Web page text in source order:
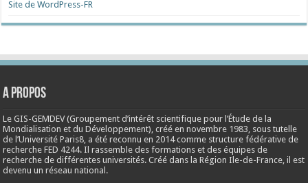
Site de WordPress-FR
A propos
Le GIS-GEMDEV (Groupement d’intérêt scientifique pour l’Étude de la
Mondialisation et du Développement), créé ennovembre 1983 , sous tutelle
de l’Université Paris8, a été reconnu en 2014 comme structure fédérative de
recherche FED 4244. Il rassemble des formations et des équipes de
recherche de différentes universités. Créé dans la Région Ile-de-France, il est
devenu un réseau national.